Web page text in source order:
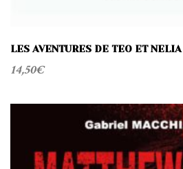
LES AVENTURES DE TEO ET NELIA
14,50€